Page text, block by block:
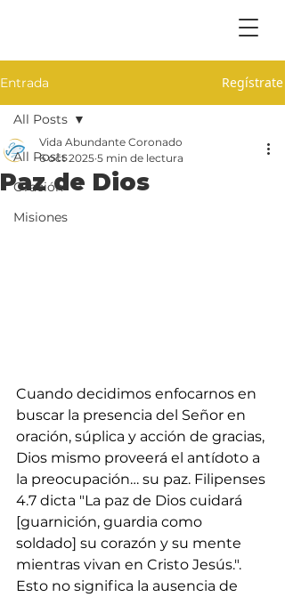
Entrada Regístrate
All Posts
Oración
Misiones
All Posts
Paz de Dios
Vida Abundante Coronado
6 oct 2025 5 min de lectura
Cuando decidimos enfocarnos en
buscar la presencia del Señor en
oración, súplica y acción de gracias,
Dios mismo proveerá el antídoto a
la preocupación… su paz. Filipenses
4.7 dicta "La paz de Dios cuidará
[guarnición, guardia como
soldado] su corazón y su mente
mientras vivan en Cristo Jesús.".
Esto no significa la ausencia de